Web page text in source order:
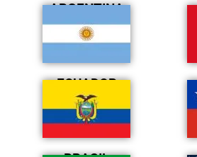
ARGENTINA
ECUADOR